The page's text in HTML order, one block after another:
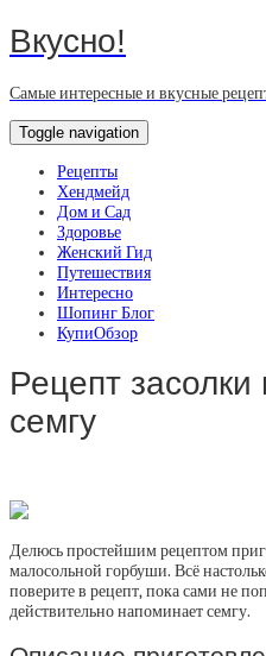
Вкусно!
Самые интересные и вкусные
Toggle navigation
Рецепты
Хендмейд
Дом и Сад
Здоровье
Женский Гид
Путешествия
Интересно
Шопинг Блог
КупиОбзор
Рецепт
семгу
Делюсь простейшим рецептом
малосольной горбуши. Всё
поверите в рецепт, пока сами не
действительно напоминает семгу.